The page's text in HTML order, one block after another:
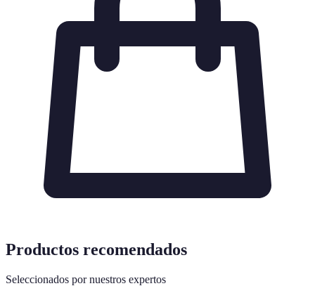
Productos recomendados
Seleccionados por nuestros expertos